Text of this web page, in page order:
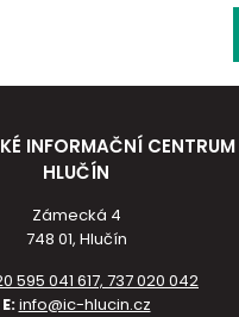
INFORMAČNÍ CENTRUM
HLUČÍN
Zámecká 4
748 01, Hlučín
595 041 617, 737 020 042
E:info@ic-hlucin.cz